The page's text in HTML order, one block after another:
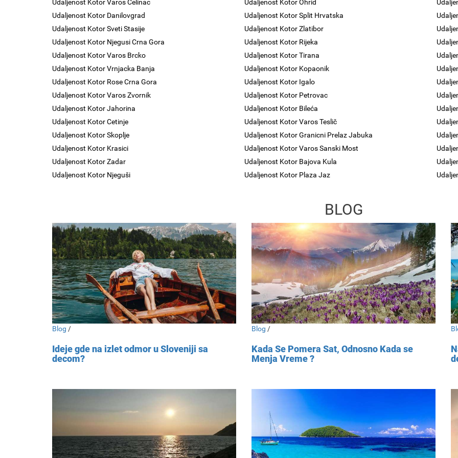
Udaljenost Kotor Varos Celinac Udaljenost Kotor Ohrid
Udaljenost Kotor Danilovgrad
Udaljenost Kotor Split Hrvatska
Udaljenost Kotor Sveti Stasije
Udaljenost Kotor Zlatibor
Udaljenost Kotor Njegusi Crna Gora
Udaljenost Kotor Rijeka
Udaljenost Kotor Varos Brcko
Udaljenost Kotor Tirana
Udaljenost Kotor Vrnjacka Banja
Udaljenost Kotor Kopaonik
Udaljenost Kotor Rose Crna Gora
Udaljenost Kotor Igalo
Udaljenost Kotor Varos Zvornik
Udaljenost Kotor Petrovac
Udaljenost Kotor Jahorina
Udaljenost Kotor Bileća
Udaljenost Kotor Cetinje
Udaljenost Kotor Varos Teslič
Udaljenost Kotor Skoplje
Udaljenost Kotor Granicni Prelaz Jabuka
Udaljenost Kotor Krasici
Udaljenost Kotor Varos Sanski Most
Udaljenost Kotor Zadar
Udaljenost Kotor Bajova Kula
Udaljenost Kotor Njeguši
Udaljenost Kotor Plaza Jaz
BLOG
Blog /
Ideje gde na izlet odmor u Sloveniji sa
decom?
Blog /
Kada Se Pomera Sat, Odnosno Kada se
Menja Vreme ?